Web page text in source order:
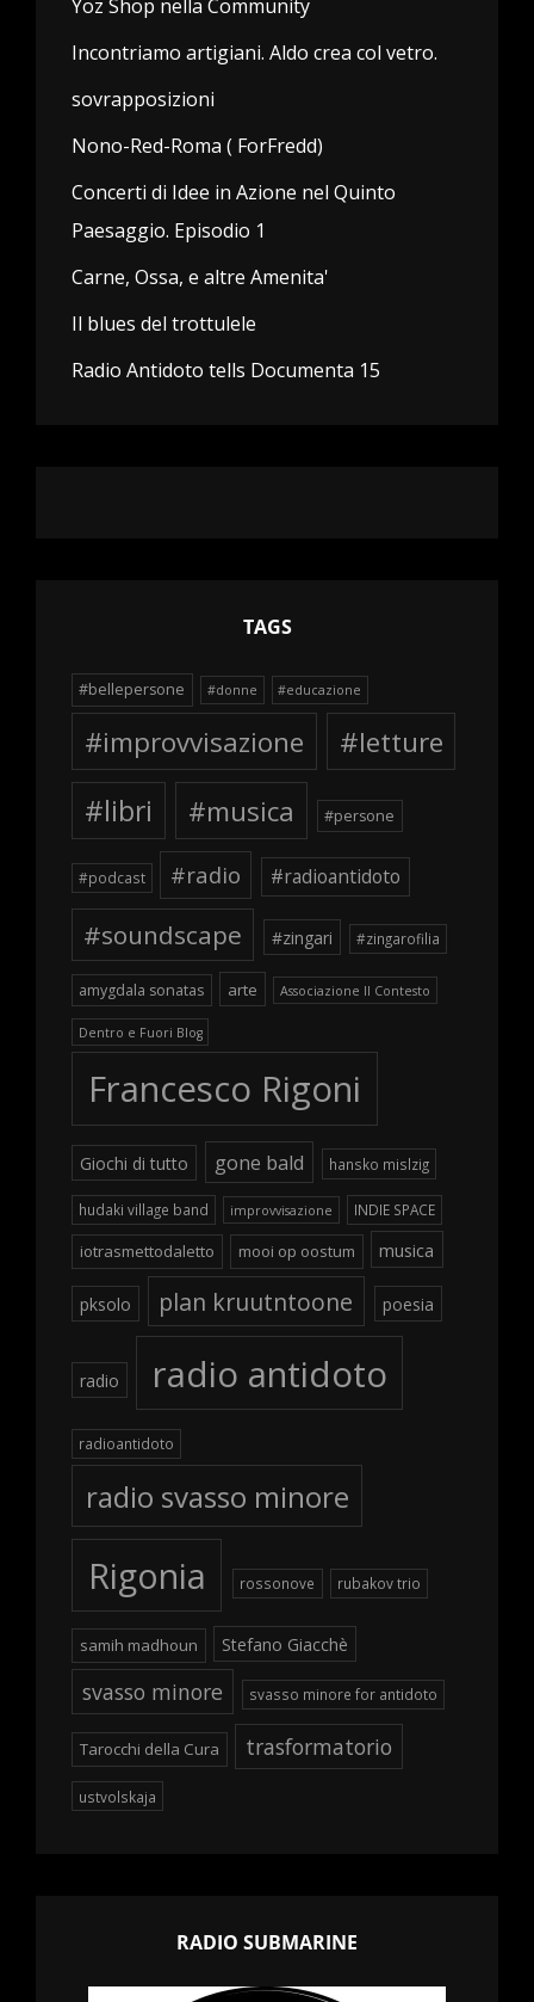
Yoz Shop nella Community
Incontriamo artigiani. Aldo crea col vetro.
sovrapposizioni
Nono-Red-Roma ( ForFredd)
Concerti di Idee in Azione nel Quinto
Paesaggio. Episodio 1
Carne, Ossa, e altre Amenita'
Il blues del trottulele
Radio Antidoto tells Documenta 15
TAGS
#bellepersone #donne #educazione
#improvvisazione
#letture
#libri
#musica #persone
#podcast #radio #radioantidoto
#soundscape #zingari #zingarofilia
amygdala sonatas arte Associazione Il Contesto
Dentro e Fuori Blog
Francesco Rigoni
Giochi di tutto gone bald hansko mislzig
hudaki village band improvvisazione INDIE SPACE
iotrasmettodaletto mooi op oostum musica
pksolo plan kruutntoone poesia
radio radio antidoto
radioantidoto
radio svasso minore
Rigonia rossonove rubakov trio
samih madhoun Stefano Giacchè
svasso minore svasso minore for antidoto
Tarocchi della Cura trasformatorio
ustvolskaja
RADIO SUBMARINE